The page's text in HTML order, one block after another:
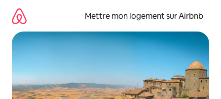
directement
contenu
Mettre mon logement sur Airbnb